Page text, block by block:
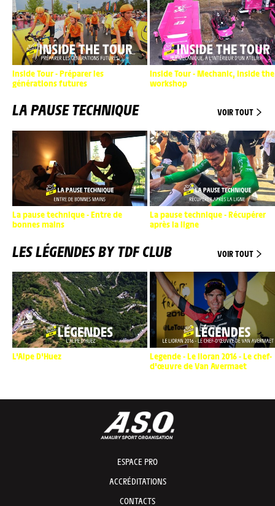
Inside Tour - Préparer les
générations futures
Inside Tour - Mechanic, inside the
workshop
LA PAUSE TECHNIQUE VOIR TOUT
La pause technique - Entre de
bonnes mains
La pause technique - Récupérer
après la ligne
LES LÉGENDES BY TDF CLUB VOIR TOUT
L'Alpe D'Huez
Legende - Le lioran 2016 - Le chef-
d'œuvre de Van Avermaet
ESPACE PRO
ACCRÉDITATIONS
CONTACTS